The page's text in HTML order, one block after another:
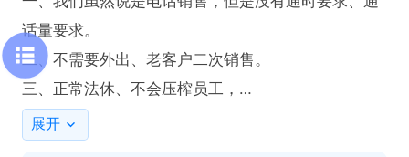
话量要求。
二、不需要外出、老客户二次销售。
三、正常法休、不会压榨员工，
四、薪资福利:
展开